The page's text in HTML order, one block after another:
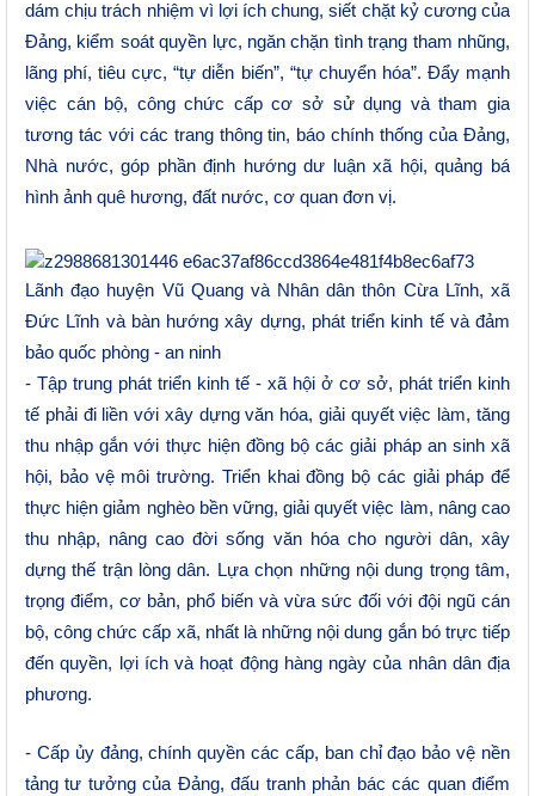
dám chịu trách nhiệm vì lợi ích chung, siết chặt kỷ cương của
Đảng, kiểm soát quyền lực, ngăn chặn tình trạng tham nhũng,
lãng phí, tiêu cực, “tự diễn biến”, “tự chuyển hóa”. Đẩy mạnh
việc cán bộ, công chức cấp cơ sở sử dụng và tham gia
tương tác với các trang thông tin, báo chính thống của Đảng,
Nhà nước, góp phần định hướng dư luận xã hội, quảng bá
hình ảnh quê hương, đất nước, cơ quan đơn vị.
Lãnh đạo huyện Vũ Quang và Nhân dân thôn Cừa Lĩnh, xã
Đức Lĩnh và bàn hướng xây dựng, phát triển kinh tế và đảm
bảo quốc phòng - an ninh
- Tập trung phát triển kinh tế - xã hội ở cơ sở, phát triển kinh
tế phải đi liền với xây dựng văn hóa, giải quyết việc làm, tăng
thu nhập gắn với thực hiện đồng bộ các giải pháp an sinh xã
hội, bảo vệ môi trường. Triển khai đồng bộ các giải pháp để
thực hiện giảm nghèo bền vững, giải quyết việc làm, nâng cao
thu nhập, nâng cao đời sống văn hóa cho người dân, xây
dựng thế trận lòng dân. Lựa chọn những nội dung trọng tâm,
trọng điểm, cơ bản, phổ biến và vừa sức đối với đội ngũ cán
bộ, công chức cấp xã, nhất là những nội dung gắn bó trực tiếp
đến quyền, lợi ích và hoạt động hàng ngày của nhân dân địa
phương.
- Cấp ủy đảng, chính quyền các cấp, ban chỉ đạo bảo vệ nền
tảng tư tưởng của Đảng, đấu tranh phản bác các quan điểm